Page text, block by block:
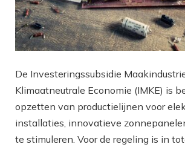
De Investeringssubsidie
Klimaatneutrale Economie (IMKE) is
opzetten van productielijnen voor
installaties, innovatieve
te stimuleren. Voor de regeling is in